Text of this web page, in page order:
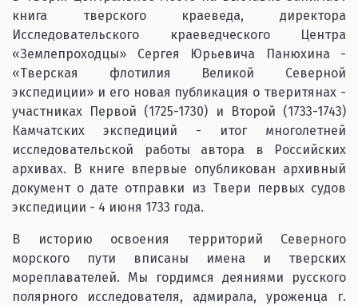
книга тверского краеведа, директора
Исследовательского краеведческого Центра
«Землепроходцы» Сергея Юрьевича Панюхина -
«Тверская флотилия Великой Северной
экспедиции» и его новая публикация о тверитянах -
участниках Первой (1725-1730) и Второй (1733-1743)
Камчатских экспедиций - итог многолетней
исследовательской работы автора в Российских
архивах. В книге впервые опубликован архивный
документ о дате отправки из Твери первых судов
экспедиции - 4 июня 1733 года.
В историю освоения территорий Северного
морского пути вписаны имена и тверских
мореплавателей. Мы гордимся деяниями русского
полярного исследователя, адмирала, уроженца г.